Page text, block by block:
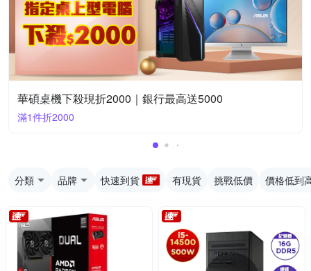
華碩桌機下殺現折2000｜銀行最高送5000
滿1件折2000
分類 品牌 快速到貨 有現貨 挑戰低價 價格低到